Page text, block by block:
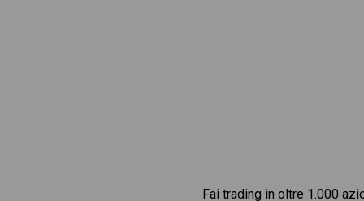
Fai trading in oltre 1.000